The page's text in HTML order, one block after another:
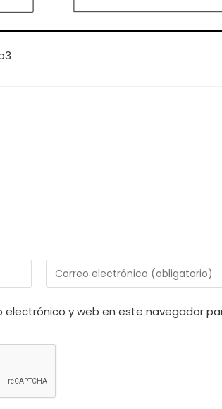
Introduce
tu
electrónico y web en este navegador